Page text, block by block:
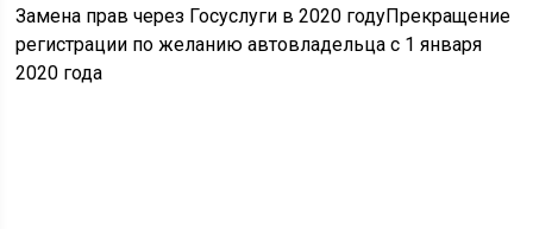
Замена прав через Госуслуги в 2020 годуПрекращение
регистрации по желанию автовладельца с 1 января
2020 года